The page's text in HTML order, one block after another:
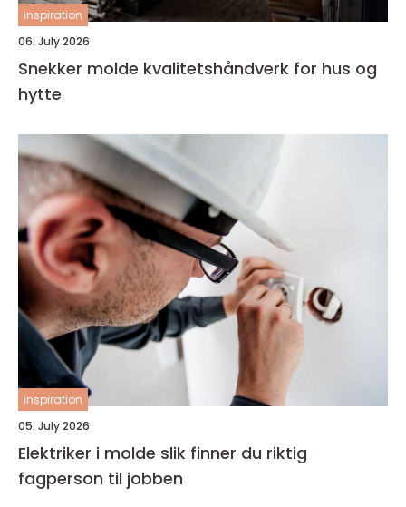
inspiration
06. July 2026
Snekker molde kvalitetshåndverk for hus og
hytte
inspiration
05. July 2026
Elektriker i molde slik finner du riktig
fagperson til jobben